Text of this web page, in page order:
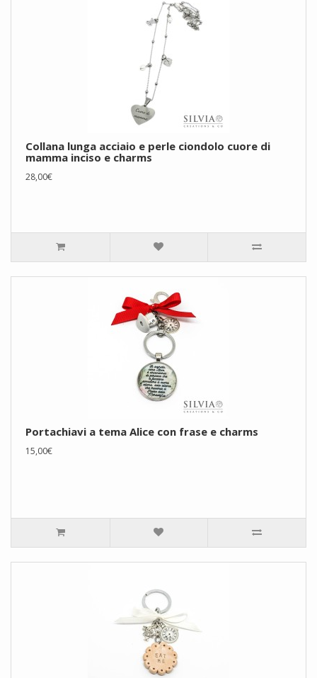
Collana lunga acciaio e perle ciondolo cuore di
mamma inciso e charms
28,00€
Portachiavi a tema Alice con frase e charms
15,00€